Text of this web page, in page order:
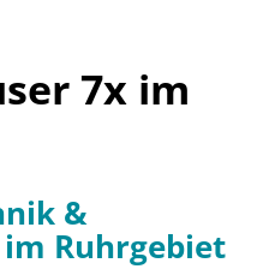
7x im
&
Ruhrgebiet